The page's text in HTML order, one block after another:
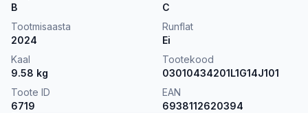
B
C
Tootmisaasta
2024
Runflat
Ei
Kaal
9.58 kg
Tootekood
03010434201L1G14J101
Toote ID
6719
EAN
6938112620394